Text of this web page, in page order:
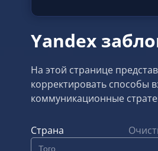
Yandex
На этой странице
корректировать способы
коммуникационные
Страна